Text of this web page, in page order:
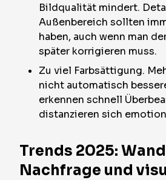
Bildqualität mindert.
Außenbereich sollten
haben, auch wenn man
später korrigieren muss.
Zu viel Farbsättigung.
nicht automatisch
erkennen schnell
distanzieren sich
Trends 2025:
Nachfrage und